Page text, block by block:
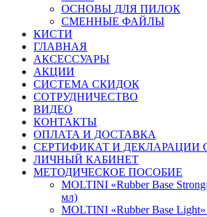
ОСНОВЫ ДЛЯ ПИЛОК
СМЕННЫЕ ФАЙЛЫ
КИСТИ
ГЛАВНАЯ
АКСЕССУАРЫ
АКЦИИ
СИСТЕМА СКИДОК
СОТРУДНИЧЕСТВО
ВИДЕО
КОНТАКТЫ
ОПЛАТА И ДОСТАВКА
СЕРТИФИКАТ И ДЕКЛАРАЦИИ
ЛИЧНЫЙ КАБИНЕТ
МЕТОДИЧЕСКОЕ ПОСОБИЕ
MOLTINI «Rubber Base
мл)
MOLTINI «Rubber Base